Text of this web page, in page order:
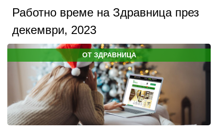
Работно време на Здравница през
декември, 2023
ОТ ЗДРАВНИЦА